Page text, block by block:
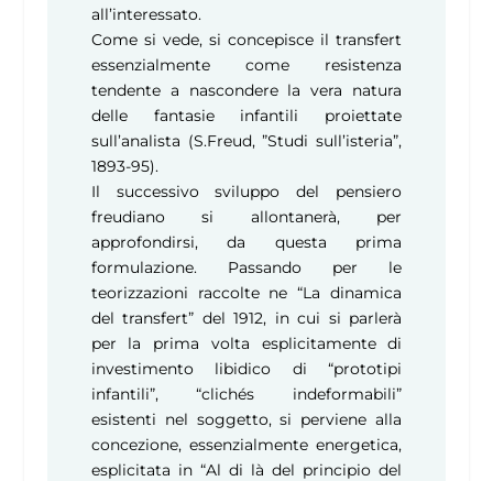
all’interessato.
Come si vede, si concepisce il transfert
essenzialmente come resistenza
tendente a nascondere la vera natura
delle fantasie infantili proiettate
sull’analista (S.Freud, ”Studi sull’isteria”,
1893-95).
Il successivo sviluppo del pensiero
freudiano si allontanerà, per
approfondirsi, da questa prima
formulazione. Passando per le
teorizzazioni raccolte ne “La dinamica
del transfert” del 1912, in cui si parlerà
per la prima volta esplicitamente di
investimento libidico di “prototipi
infantili”, “clichés indeformabili”
esistenti nel soggetto, si perviene alla
concezione, essenzialmente energetica,
esplicitata in “Al di là del principio del